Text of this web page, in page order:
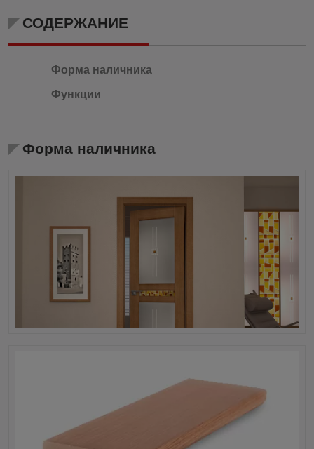
СОДЕРЖАНИЕ
Форма наличника
Функции
Форма наличника